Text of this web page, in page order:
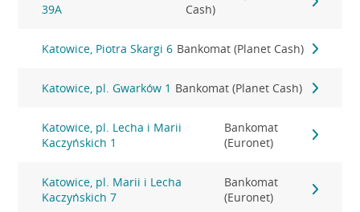
39A
Cash)
Katowice, Piotra Skargi 6 Bankomat (Planet Cash)
Katowice, pl. Gwarków 1 Bankomat (Planet Cash)
Katowice, pl. Lecha i Marii
Kaczyńskich 1
Bankomat
(Euronet)
Katowice, pl. Marii i Lecha
Kaczyńskich 7
Bankomat
(Euronet)